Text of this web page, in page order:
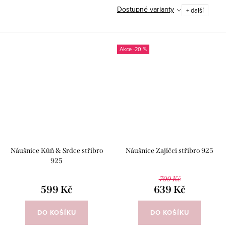
Dostupné varianty
+ další
Náušnice Kůň & Srdce stříbro
925
599 Kč
DO KOŠÍKU
-20 %
Náušnice Zajíčci stříbro 925
799 Kč
639 Kč
DO KOŠÍKU